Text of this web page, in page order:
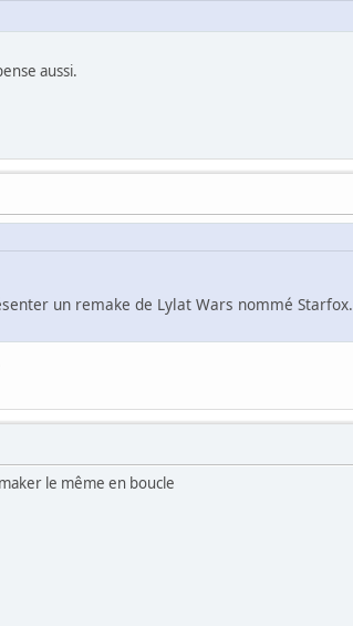
aussi.
un remake de Lylat Wars nommé Starfox.
le même en boucle